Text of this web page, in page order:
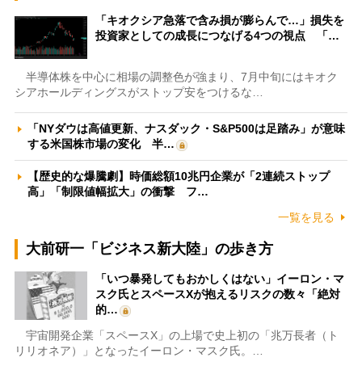
「キオクシア急落で含み損が膨らんで…」損失を
投資家としての成長につなげる4つの視点 「…
半導体株を中心に相場の調整色が強まり、7月中旬にはキオク
シアホールディングスがストップ安をつけるな…
「NYダウは高値更新、ナスダック・S&P500は足踏み」が意味
する米国株市場の変化 半…
【歴史的な爆騰劇】時価総額10兆円企業が「2連続ストップ
高」「制限値幅拡大」の衝撃 フ…
一覧を見る
大前研一「ビジネス新大陸」の歩き方
「いつ暴発してもおかしくはない」イーロン・マ
スク氏とスペースXが抱えるリスクの数々「絶対
的…
宇宙開発企業「スペースX」の上場で史上初の「兆万長者（ト
リリオネア）」となったイーロン・マスク氏。…